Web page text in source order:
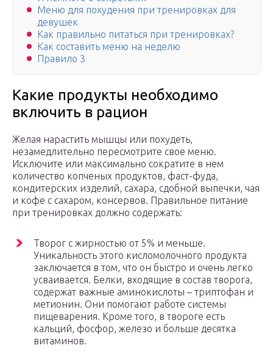
Меню для похудения при тренировках для
девушек
Как правильно питаться при тренировках?
Как составить меню на неделю
Правило 3
Какие продукты необходимо
включить в рацион
Желая нарастить мышцы или похудеть,
незамедлительно пересмотрите свое меню.
Исключите или максимально сократите в нем
количество копченых продуктов, фаст-фуда,
кондитерских изделий, сахара, сдобной выпечки, чая
и кофе с сахаром, консервов. Правильное питание
при тренировках должно содержать:
Творог с жирностью от 5% и меньше.
Уникальность этого кисломолочного продукта
заключается в том, что он быстро и очень легко
усваивается. Белки, входящие в состав творога,
содержат важные аминокислоты – триптофан и
метионин. Они помогают работе системы
пищеварения. Кроме того, в твороге есть
кальций, фосфор, железо и больше десятка
витаминов.